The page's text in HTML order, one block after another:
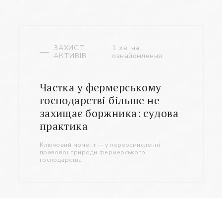
ЗАХИСТ
АКТИВІВ
1 хв. на
ознайомлення
Частка у фермерському
господарстві більше не
захищає боржника: судова
практика
Ключовий момент — у переосмисленні
правової природи фермерського
господарства